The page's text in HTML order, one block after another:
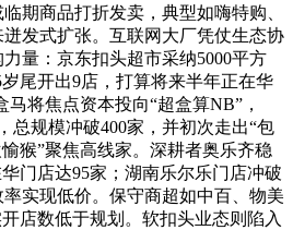
期商品打折发卖，典型如嗨特购、
发式扩张。互联网大厂凭仗生态协
量：京东扣头超市采纳5000平方
尾开出9店，打算将来半年正在华
将焦点资本投向“超盒算NB”，
总规模冲破400家，并初次走出“包
猴”聚焦高线家。深耕者奥乐齐稳
门店达95家；湖南乐尔乐门店冲破
实现低价。保守商超如中百、物美
店数低于规划。软扣头业态则陷入